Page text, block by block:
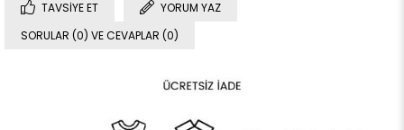
TAVSIYE ET
YORUM YAZ
SORULAR (0) VE CEVAPLAR (0)